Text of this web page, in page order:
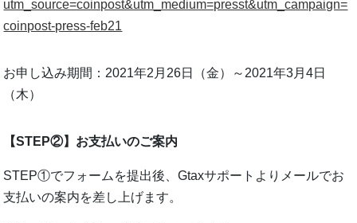
utm_source=coinpost&utm_medium=presst&utm_campaign=
coinpost-press-feb21
お申し込み期間：2021年2月26日（金）～2021年3月4日
（木）
【STEP②】お支払いのご案内
STEP①でフォームを提出後、Gtaxサポートよりメールでお
支払いの案内を差し上げます。